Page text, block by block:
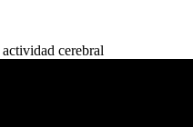
cerebral